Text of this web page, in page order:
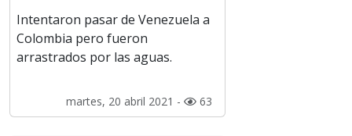
Intentaron pasar de Venezuela a
Colombia pero fueron
arrastrados por las aguas.
martes, 20 abril 2021 - 63